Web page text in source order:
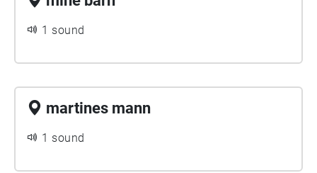
1 sound
martines mann
1 sound